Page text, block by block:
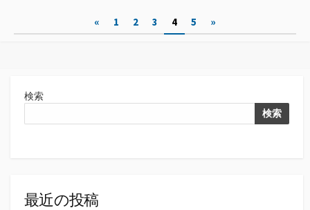
ー
ペ
り
« 1 2 3 4 5 »
検索
検索
最近の投稿